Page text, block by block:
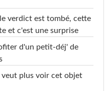
verdict est tombé, cette
et c'est une surprise
d'un petit-déj' de
veut plus voir cet objet